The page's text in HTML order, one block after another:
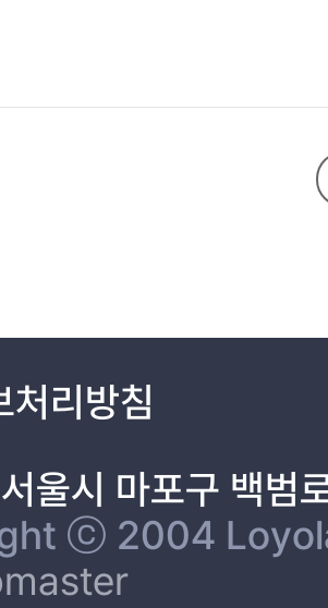
morphology modification. The
처리방침
울시 마포구 백범
ⓒ 2004